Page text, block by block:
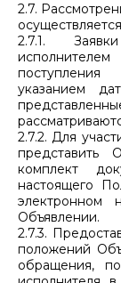
2.7.
2.7.1.
указанием
2.7.2. Для
представить
комплект
настоящего
электронном
Объявлении.
2.7.3.
положений
обращения,